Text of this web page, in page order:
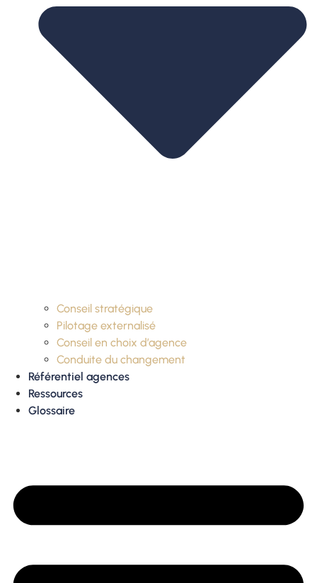
Conseil stratégique
Pilotage externalisé
Conseil en choix d’agence
Conduite du changement
Référentiel agences
Ressources
Glossaire